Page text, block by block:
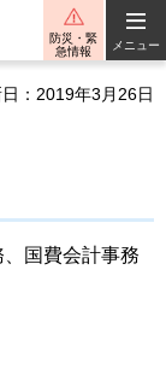
防災・緊
急情報
メニュー
：2019年3月26日
国費会計事務